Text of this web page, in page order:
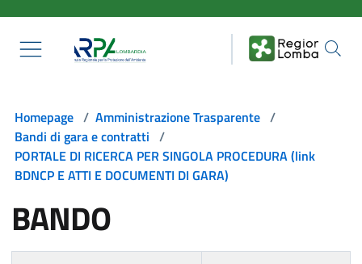
Homepage / Amministrazione Trasparente /
Bandi di gara e contratti /
PORTALE DI RICERCA PER SINGOLA PROCEDURA (link
BDNCP E ATTI E DOCUMENTI DI GARA)
BANDO